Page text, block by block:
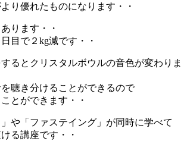
り優れたものになります・・
ります・・
目で２kg減です・・
るとクリスタルボウルの音色が変わりま
聴き分けることができるので
とができます・・
」や「ファステイング」が同時に学べて
る講座です・・